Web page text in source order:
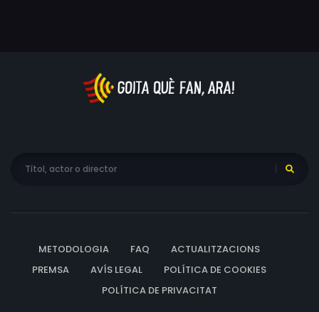
METODOLOGIA FAQ
ACTUALITZACIONS
PREMSA
AVÍS LEGAL
POLÍTICA DE COOKIES
POLÍTICA DE PRIVACITAT